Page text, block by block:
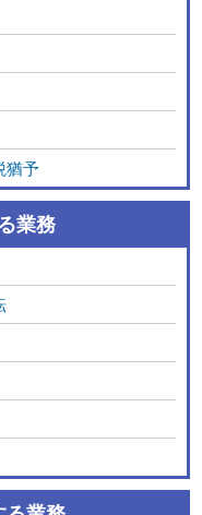
猶予
業務